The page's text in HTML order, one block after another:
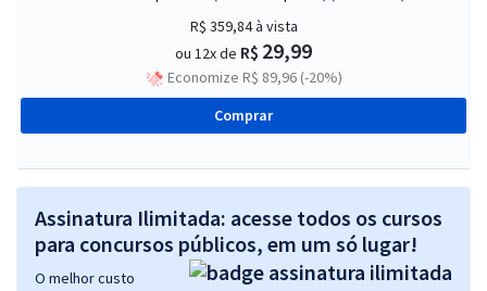
R$ 359,84à vista
ou 12x de R$ 29,99
Economize R$ 89,96 (-20%)
Comprar
Assinatura Ilimitada: acesse todos os cursos
para concursos públicos, em um só lugar!
O melhor custo